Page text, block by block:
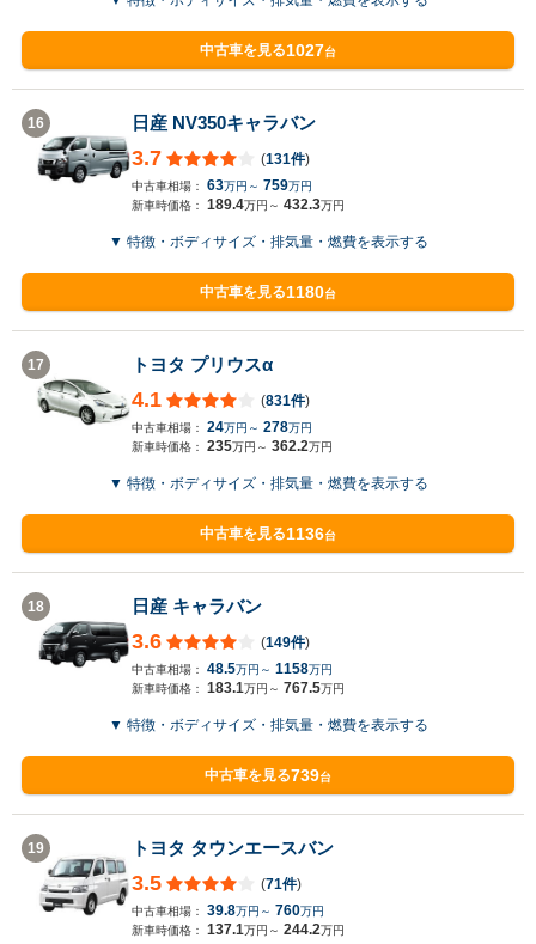
中古車を見る1027台
16 日産 NV350キャラバン
3.7 (131件)
中古車相場： 63万円～ 759万円
新車時価格： 189.4万円～ 432.3万円
▼ 特徴・ボディサイズ・排気量・燃費を表示する
中古車を見る1180台
17 トヨタ プリウスα
4.1 (831件)
中古車相場： 24万円～ 278万円
新車時価格： 235万円～ 362.2万円
▼ 特徴・ボディサイズ・排気量・燃費を表示する
中古車を見る1136台
18 日産 キャラバン
3.6 (149件)
中古車相場： 48.5万円～ 1158万円
新車時価格： 183.1万円～ 767.5万円
▼ 特徴・ボディサイズ・排気量・燃費を表示する
中古車を見る739台
19 トヨタ タウンエースバン
3.5 (71件)
中古車相場： 39.8万円～ 760万円
新車時価格： 137.1万円～ 244.2万円